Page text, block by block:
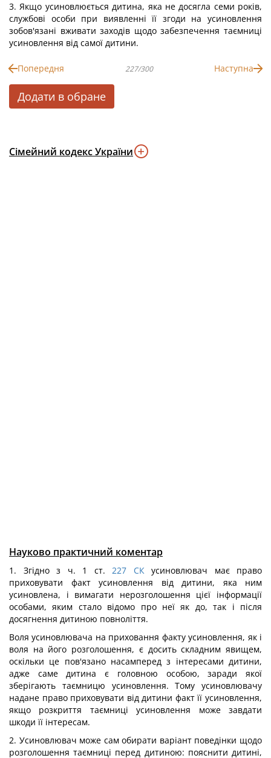
3. Якщо усиновлюється дитина, яка не досягла семи років,
службові особи при виявленні її згоди на усиновлення
зобов'язані вживати заходів щодо забезпечення таємниці
усиновлення від самої дитини.
Попередня 227/300 Наступна
Додати в обране
Сімейний кодекс України
Науково практичний коментар
1. Згідно з ч. 1 ст. 227 СКусиновлювач має право
приховувати факт усиновлення від дитини, яка ним
усиновлена, і вимагати нерозголошення цієї інформації
особами, яким стало відомо про неї як до, так і після
досягнення дитиною повноліття.
Воля усиновлювача на приховання факту усиновлення, як і
воля на його розголошення, є досить складним явищем,
оскільки це пов'язано насамперед з інтересами дитини,
адже саме дитина є головною особою, заради якої
зберігають таємницю усиновлення. Тому усиновлювачу
надане право приховувати від дитини факт її усиновлення,
якщо розкриття таємниці усиновлення може завдати
шкоди її інтересам.
2. Усиновлювач може сам обирати варіант поведінки щодо
розголошення таємниці перед дитиною: пояснити дитині,